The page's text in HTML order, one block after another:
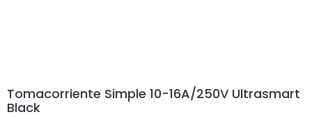
Tomacorriente Simple 10-16A/250V Ultrasmart
Black